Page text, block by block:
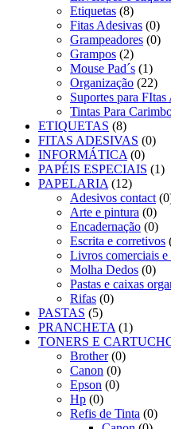
Etiquetas (8)
Fitas Adesivas (0)
Grampeadores (0)
Grampos (2)
Mouse Pad´s (1)
Organização (22)
Suportes para FItas
Tintas Para
ETIQUETAS (8)
FITAS ADESIVAS (0)
INFORMÁTICA (0)
PAPÉIS ESPECIAIS (1)
PAPELARIA (12)
Adesivos contact
Arte e pintura (0)
Encadernação (0)
Escrita e corretivos
Livros comerciais e
Molha Dedos (0)
Pastas e caixas
Rifas (0)
PASTAS (5)
PRANCHETA (1)
TONERS E
Brother (0)
Canon (0)
Epson (0)
Hp (0)
Refis de Tinta (0)